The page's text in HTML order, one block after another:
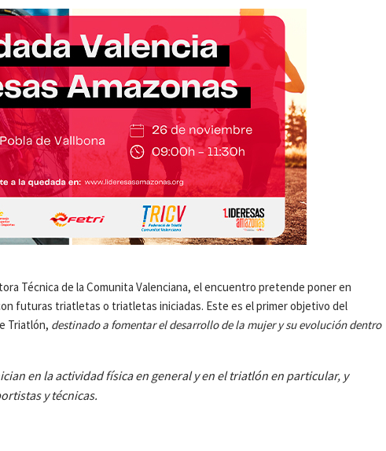
Técnica de la Comunita Valenciana, el encuentro pretende poner en
futuras triatletas o triatletas iniciadas. Este es el primer objetivo del
Triatlón, destinado a fomentar el desarrollo de la mujer y su evolución dentro
en la actividad física en general y en el triatlón en particular, y
y técnicas.